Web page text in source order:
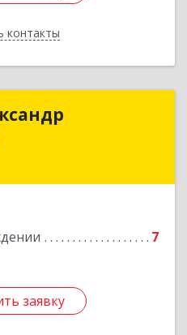
контакты
7
заявку
Александр
Подробнее
заявку